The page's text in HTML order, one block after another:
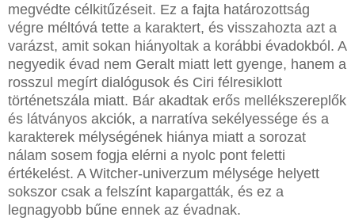
megvédte célkitűzéseit. Ez a fajta határozottság
végre méltóvá tette a karaktert, és visszahozta azt a
varázst, amit sokan hiányoltak a korábbi évadokból. A
negyedik évad nem Geralt miatt lett gyenge, hanem a
rosszul megírt dialógusok és Ciri félresiklott
történetszála miatt. Bár akadtak erős mellékszereplők
és látványos akciók, a narratíva sekélyessége és a
karakterek mélységének hiánya miatt a sorozat
nálam sosem fogja elérni a nyolc pont feletti
értékelést. A Witcher-univerzum mélysége helyett
sokszor csak a felszínt kapargatták, és ez a
legnagyobb bűne ennek az évadnak.